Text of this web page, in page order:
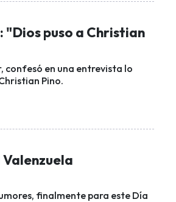
puso a Christian
confesó en una entrevista lo
Pino.
finalmente para este Día